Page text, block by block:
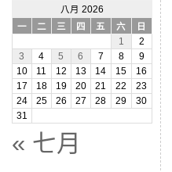
八月 2026
一
二 三 四 五 六
日
1
2
3
4 5 6 7 8
9
10
11 12 13 14 15
16
17
18 19 20 21 22
23
24
25 26 27 28 29
30
31
« 七月